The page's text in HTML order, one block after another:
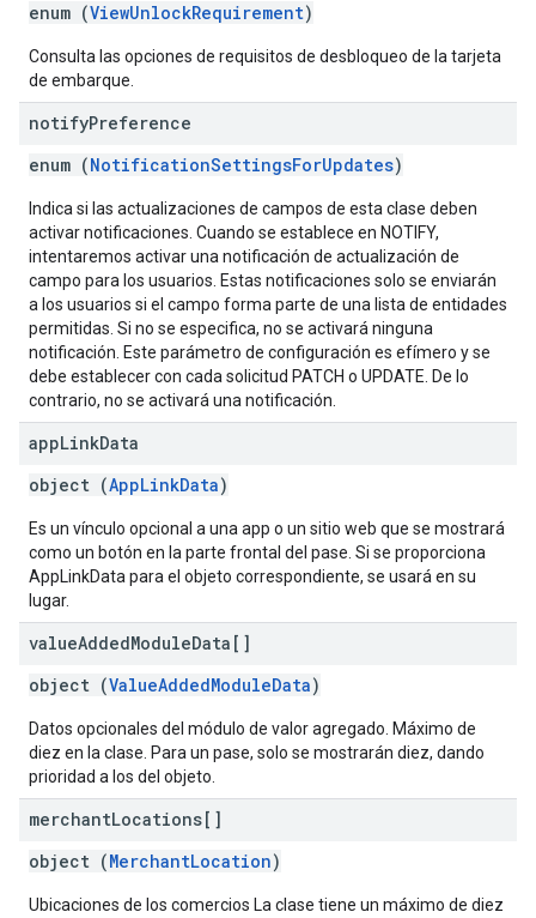
enum (ViewUnlockRequirement)
Consulta las opciones de requisitos de desbloqueo de la tarjeta
de embarque.
notifyPreference
enum (NotificationSettingsForUpdates)
Indica si las actualizaciones de campos de esta clase deben
activar notificaciones. Cuando se establece en NOTIFY,
intentaremos activar una notificación de actualización de
campo para los usuarios. Estas notificaciones solo se enviarán
a los usuarios si el campo forma parte de una lista de entidades
permitidas. Si no se especifica, no se activará ninguna
notificación. Este parámetro de configuración es efímero y se
debe establecer con cada solicitud PATCH o UPDATE. De lo
contrario, no se activará una notificación.
appLinkData
object (AppLinkData)
Es un vínculo opcional a una app o un sitio web que se mostrará
como un botón en la parte frontal del pase. Si se proporciona
AppLinkData para el objeto correspondiente, se usará en su
lugar.
valueAddedModuleData[]
object (ValueAddedModuleData)
Datos opcionales del módulo de valor agregado. Máximo de
diez en la clase. Para un pase, solo se mostrarán diez, dando
prioridad a los del objeto.
merchantLocations[]
object (MerchantLocation)
Ubicaciones de los comercios La clase tiene un máximo de diez